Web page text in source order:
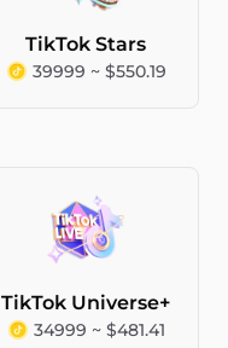
TikTok Stars
39999 ~ $550.19
TikTok Universe+
34999 ~ $481.41